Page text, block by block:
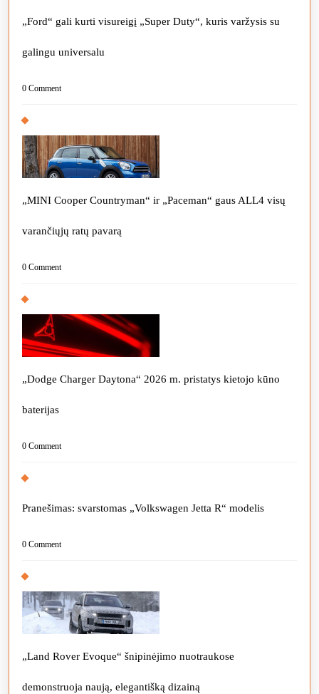
„Ford“ gali kurti visureigį „Super Duty“, kuris varžysis su
galingu universalu
0 Comment
„MINI Cooper Countryman“ ir „Paceman“ gaus ALL4 visų
varančiųjų ratų pavarą
0 Comment
„Dodge Charger Daytona“ 2026 m. pristatys kietojo kūno
baterijas
0 Comment
Pranešimas: svarstomas „Volkswagen Jetta R“ modelis
0 Comment
„Land Rover Evoque“ šnipinėjimo nuotraukose
demonstruoja naują, elegantišką dizainą